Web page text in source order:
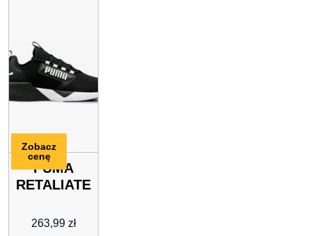
PUMA
RETALIATE
263,99 zł
Zobacz
cenę